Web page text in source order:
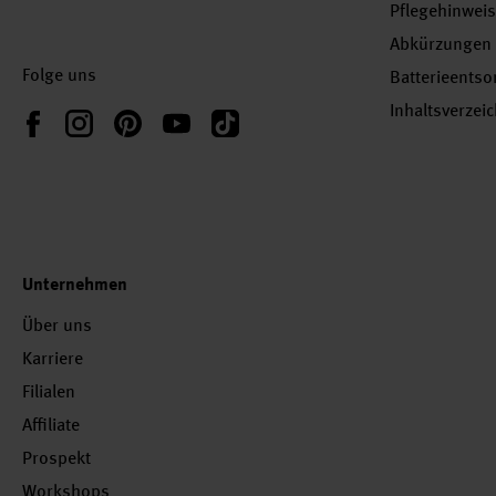
Folge uns
FacebookInstagramPinterestYouTubeTikTok
Abkürzungen
Unternehmen
Über uns
Karriere
Filialen
Affiliate
Prospekt
Workshops